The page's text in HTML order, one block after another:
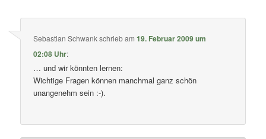
Sebastian Schwankschriebam19. Februar 2009 um
02:08 Uhr:
… und wir könnten lernen:
Wichtige Fragen können manchmal ganz schön
unangenehm sein :-).